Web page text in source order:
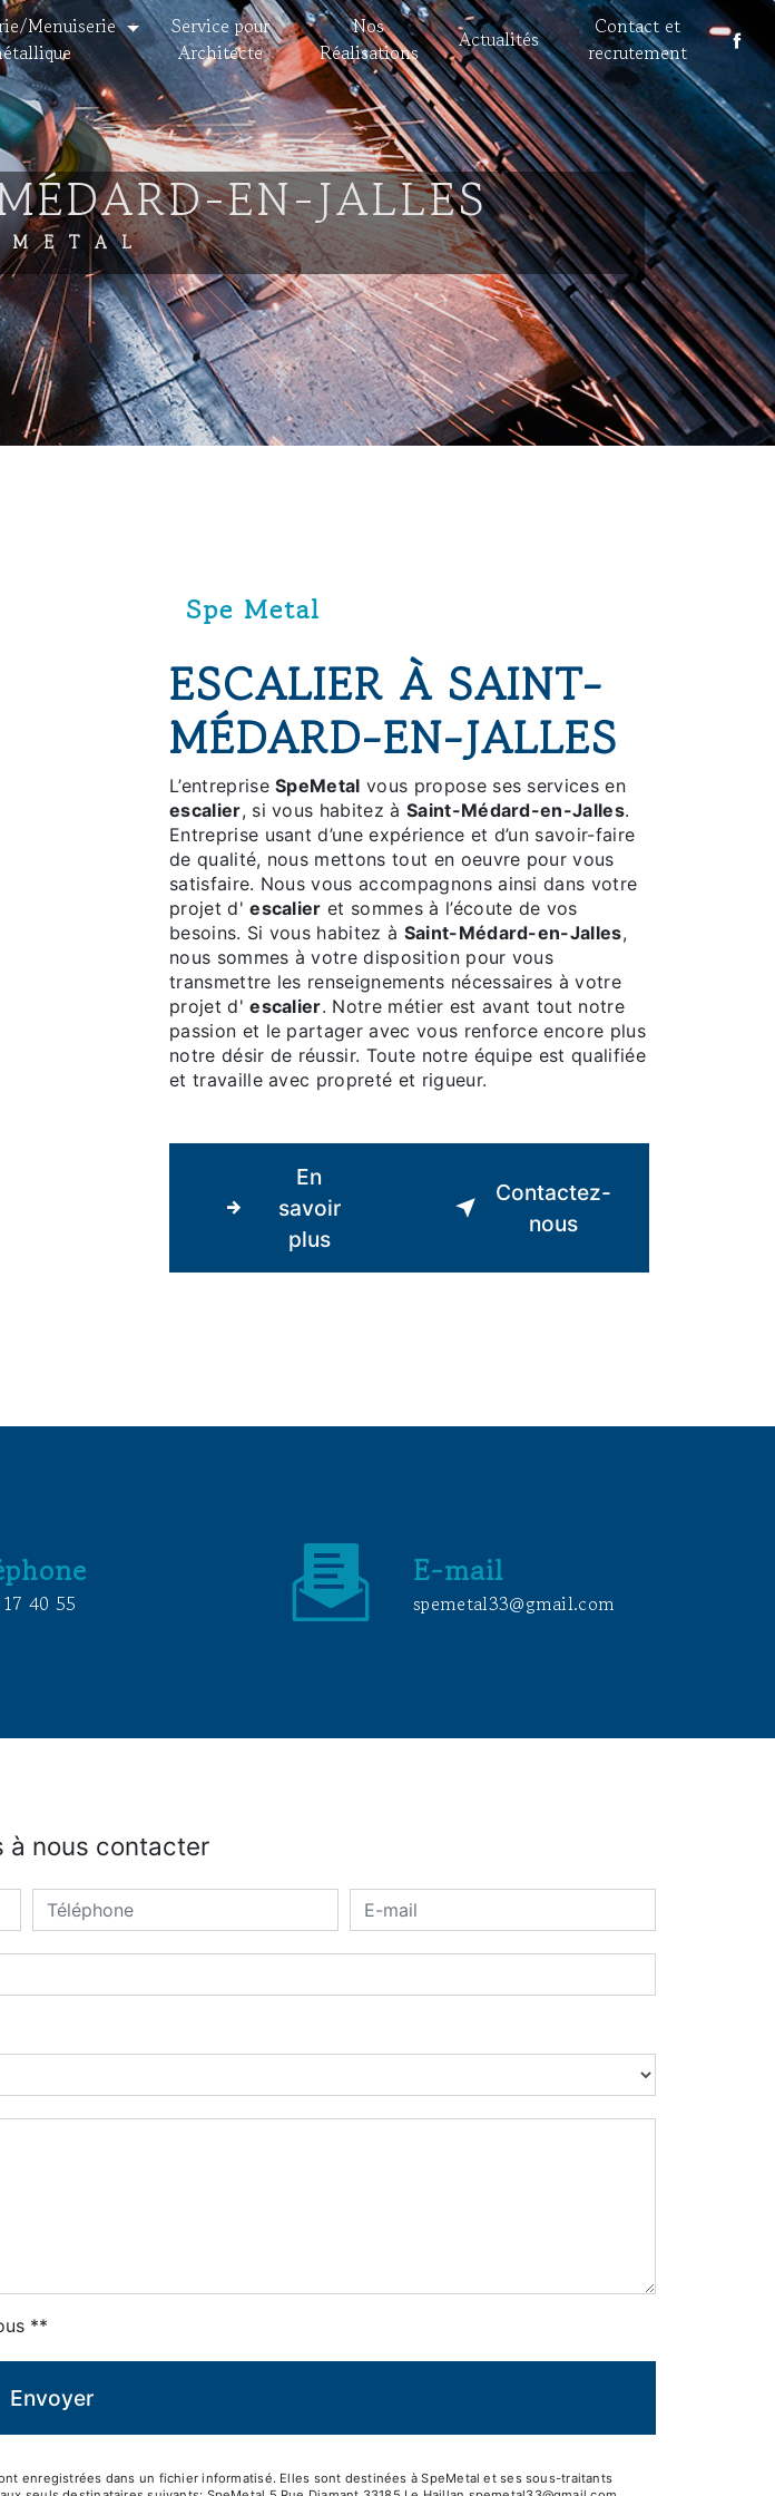
Menuiserie
Service pour
Architecte
Nos
Réalisations
Actualités
Contact et
recrutement
EN-JALLES
METAL
Spe Metal
ESCALIER À SAINT-
MÉDARD-EN-JALLES
L’entrepriseSpeMetal vous propose ses services en
escalier, si vous habitez à Saint-Médard-en-Jalles.
Entreprise usant d’une expérience et d’un savoir-faire
de qualité, nous mettons tout en oeuvre pour vous
satisfaire. Nous vous accompagnons ainsi dans votre
projet d'escalier et sommes à l’écoute de vos
besoins. Si vous habitez à Saint-Médard-en-Jalles,
nous sommes à votre disposition pour vous
transmettre les renseignements nécessaires à votre
projet d'escalier. Notre métier est avant tout notre
passion et le partager avec vous renforce encore plus
notre désir de réussir. Toute notre équipe est qualifiée
et travaille avec propreté et rigueur.
En
savoir
plus
Contactez-
nous
40 55
E-mail
spemetal33@gmail.com
à nous contacter
**
Envoyer
enregistrées dans un fichier informatisé. Elles sont destinées à SpeMetal et ses sous-traitants